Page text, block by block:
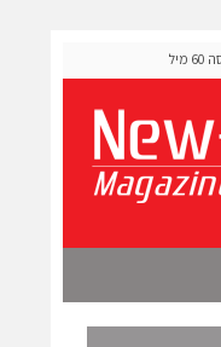
OLIGO Security גייסה 60 מיליון דולר להרחבת פלטפורמת אבטחת